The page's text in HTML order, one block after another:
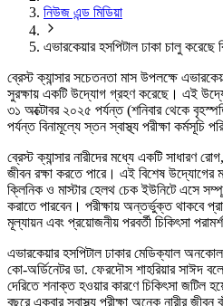
নিউজ এন্ড মিডিয়া
এভারকেয়ার হসপিটাল ঢাকা চালু করেছে
ব্রেস্ট ক্যান্সার সচেতনতা মাস উপলক্ষে
সুরক্ষায় একটি উদ্যোগ গ্রহণ করেছে। এই
৩১ অক্টোবর ২০২৫ পর্যন্ত (শনিবার থেকে
পর্যন্ত বিনামূল্যে স্তন স্বাস্থ্য পরীক্ষা কর্মসূচি
ব্রেস্ট ক্যান্সার নারীদের মধ্যে একটি সাধারণ
জীবন রক্ষা করতে পারে। এই বিশেষ উদ্যোগের
ক্লিনিক ও মাস্টার হেলথ চেক ইউনিটে এসে
করাতে পারবেন। পরীক্ষায় অন্তর্ভুক্ত থাকবে
মূল্যায়ন এবং প্রয়োজনীয় পরবর্তী চিকিৎসা
এভারকেয়ার হসপিটাল ঢাকার মেডিক্যাল
কো-অর্ডিনেটর ডা. ফেরদৌস শাহরিয়ার সাঈদ
দেরিতে শনাক্ত হওয়ার কারণে চিকিৎসা জটিল
বছরে একবার স্বাস্থ্য পরীক্ষা অনেক নারীর জীবন